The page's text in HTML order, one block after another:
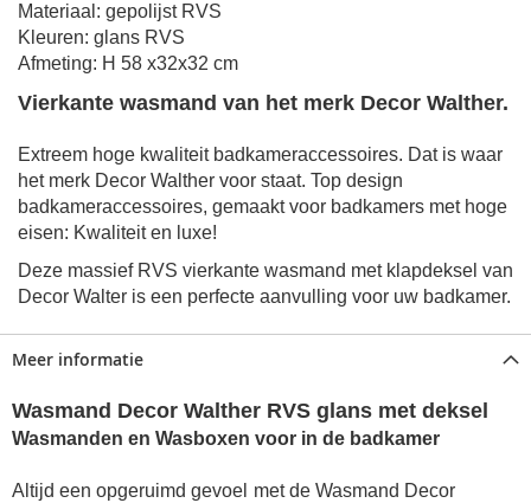
Materiaal: gepolijst RVS
Kleuren: glans RVS
Afmeting: H 58 x32x32 cm
Vierkante wasmand van het merk Decor Walther.
Extreem hoge kwaliteit badkameraccessoires. Dat is waar
het merk Decor Walther voor staat. Top design
badkameraccessoires, gemaakt voor badkamers met hoge
eisen: Kwaliteit en luxe!
Deze massief RVS vierkante wasmand met klapdeksel van
Decor Walter is een perfecte aanvulling voor uw badkamer.
Meer informatie
Wasmand Decor Walther RVS glans met deksel
Wasmanden en Wasboxen voor in de badkamer
Altijd een opgeruimd gevoel met de Wasmand Decor